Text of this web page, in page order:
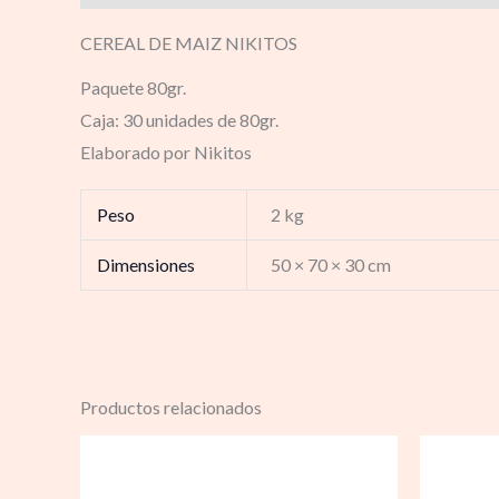
CEREAL DE MAIZ NIKITOS
Paquete 80gr.
Caja: 30 unidades de 80gr.
Elaborado por Nikitos
Peso 2 kg
Dimensiones 50 × 70 × 30 cm
Productos relacionados